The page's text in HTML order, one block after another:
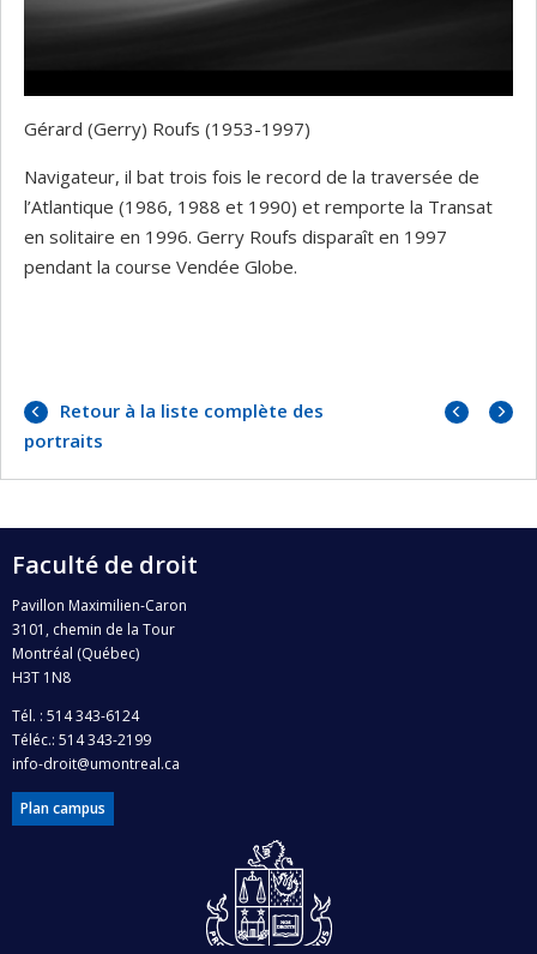
Gérard (Gerry) Roufs (1953-1997)
Navigateur, il bat trois fois le record de la traversée de
l’Atlantique (1986, 1988 et 1990) et remporte la Transat
en solitaire en 1996. Gerry Roufs disparaît en 1997
pendant la course Vendée Globe.
Retour à la liste complète des
portraits
Faculté de droit
Pavillon Maximilien-Caron
3101, chemin de la Tour
Montréal (Québec)
H3T 1N8
Tél. : 514 343-6124
Téléc.: 514 343-2199
info-droit@umontreal.ca
Plan campus